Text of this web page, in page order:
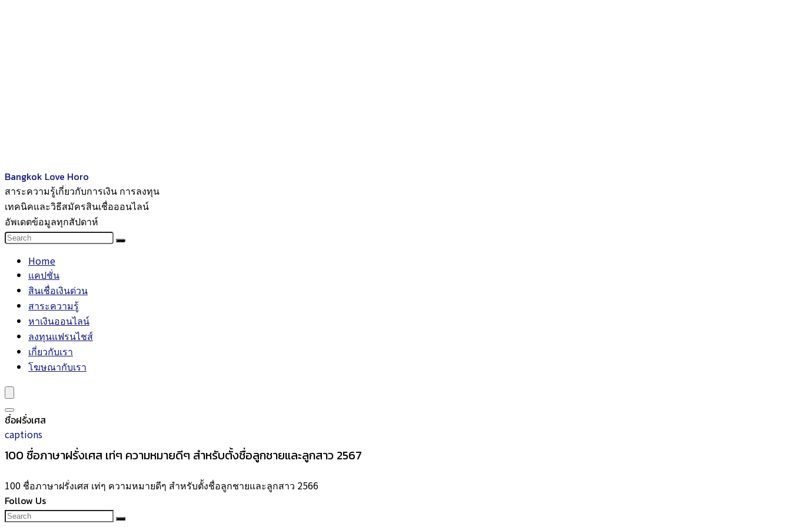
Bangkok Love Horo
สาระความรู้เกี่ยวกับการเงิน การลงทุน
เทคนิคและวิธีสมัครสินเชื่อออนไลน์
อัพเดตข้อมูลทุกสัปดาห์
Home
แคปชั่น
สินเชื่อเงินด่วน
สาระความรู้
หาเงินออนไลน์
ลงทุนแฟรนไชส์
เกี่ยวกับเรา
โฆษณากับเรา
ชื่อฝรั่งเศส
captions
100 ชื่อภาษาฝรั่งเศส เท่ๆ ความหมายดีๆ สำหรับตั้งชื่อลูกชายและลูกสาว 2567
100 ชื่อภาษาฝรั่งเศส เท่ๆ ความหมายดีๆ สำหรับตั้งชื่อลูกชายและลูกสาว 2566
Follow Us